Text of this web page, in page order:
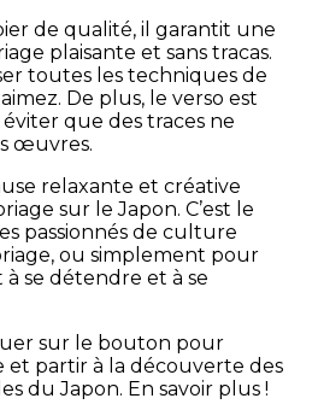
de qualité, il garantit une
plaisante et sans tracas.
toutes les techniques de
De plus, le verso est
que des traces ne
œuvres.
relaxante et créative
sur le Japon. C’est le
passionnés de culture
ou simplement pour
se détendre et à se
sur le bouton pour
et partir à la découverte des
du Japon. En savoir plus !